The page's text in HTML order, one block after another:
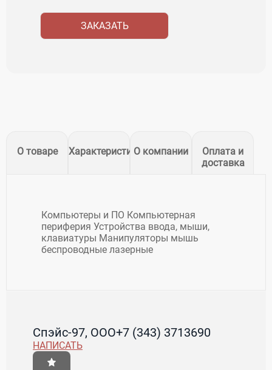
ЗАКАЗАТЬ
О товаре ХарактеристикиО компании
Оплата и
доставка
Компьютеры и ПО Компьютерная
периферия Устройства ввода, мыши,
клавиатуры Манипуляторы мышь
беспроводные лазерные
Спэйс-97, ООО+7 (343) 3713690
НАПИСАТЬ